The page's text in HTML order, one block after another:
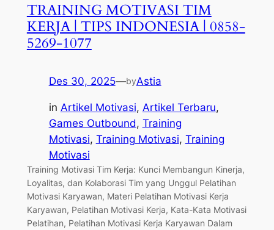
TRAINING MOTIVASI TIM
KERJA | TIPS INDONESIA | 0858-
5269-1077
Des 30, 2025—byAstia
in Artikel Motivasi, Artikel Terbaru
Games Outbound, Training
Motivasi, Training Motivasi, Training
Motivasi
Training Motivasi Tim Kerja: Kunci Membangun Kinerja,
Loyalitas, dan Kolaborasi Tim yang Unggul Pelatihan
Motivasi Karyawan, Materi Pelatihan Motivasi Kerja
Karyawan, Pelatihan Motivasi Kerja, Kata-Kata Motivasi
Pelatihan, Pelatihan Motivasi Kerja Karyawan Dalam